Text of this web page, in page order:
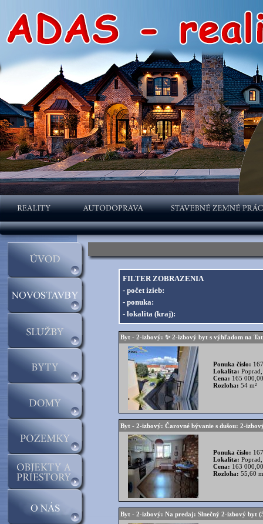
FILTER ZOBRAZENIA
- počet izieb:
- ponuka:
- lokalita (kraj):
Byt - 2-izbový: ✨ 2-izbový byt s výhľadom na
Ponuka číslo:
Lokalita:
Cena: 165
Rozloha: 54 m²
Byt - 2-izbový: Čarovné bývanie s dušou: 2-
Ponuka číslo:
Lokalita:
Cena: 163
Rozloha: 55,60
Byt - 2-izbový: Na predaj: Slnečný 2-izbový byt